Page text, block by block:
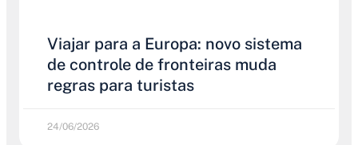
Viajar para a Europa: novo sistema
de controle de fronteiras muda
regras para turistas
24/06/2026